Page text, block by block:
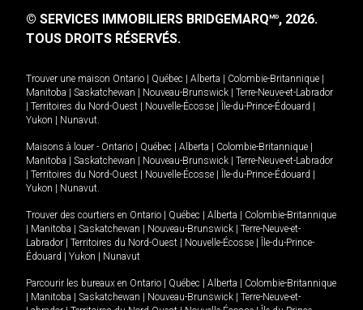
© SERVICES IMMOBILIERS BRIDGEMARQMD, 2026.
TOUS DROITS RÉSERVÉS.
Trouver une maison Ontario Québec Alberta Colombie-Britannique
Manitoba
Saskatchewan Nouveau-Brunswick
Terre-Neuve-et-Labrador
Territoires du Nord-Ouest Nouvelle-Écosse Île-du-Prince-Édouard
Yukon
Nunavut.
Maisons à louer - Ontario Québec Alberta Colombie-Britannique
Manitoba
Saskatchewan Nouveau-Brunswick
Terre-Neuve-et-Labrador
Territoires du Nord-Ouest Nouvelle-Écosse Île-du-Prince-Édouard
Yukon
Nunavut.
Trouver des courtiers en Ontario Québec Alberta
Colombie-Britannique
Manitoba Saskatchewan Nouveau-Brunswick
Terre-Neuve-et-
Labrador
Territoires du Nord-Ouest Nouvelle-Écosse
Île-du-Prince-
Édouard
Yukon Nunavut
Parcourir les bureaux en Ontario Québec Alberta
Colombie-Britannique
Manitoba Saskatchewan Nouveau-Brunswick
Terre-Neuve-et-